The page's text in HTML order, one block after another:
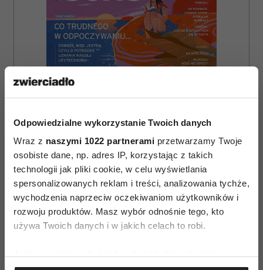
Odpowiedzialne wykorzystanie Twoich danych
Wraz z naszymi 1022 partnerami przetwarzamy Twoje
osobiste dane, np. adres IP, korzystając z takich
technologii jak pliki cookie, w celu wyświetlania
spersonalizowanych reklam i treści, analizowania tychże,
wychodzenia naprzeciw oczekiwaniom użytkowników i
rozwoju produktów. Masz wybór odnośnie tego, kto
używa Twoich danych i w jakich celach to robi.
ZAMÓW
WYDANIE DRUKOWANE